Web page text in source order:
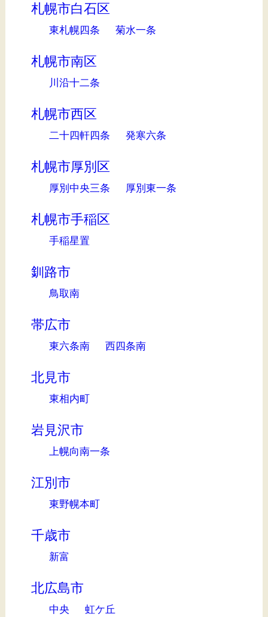
札幌市白石区
東札幌四条 菊水一条
札幌市南区
川沿十二条
札幌市西区
二十四軒四条 発寒六条
札幌市厚別区
厚別中央三条 厚別東一条
札幌市手稲区
手稲星置
釧路市
鳥取南
帯広市
東六条南 西四条南
北見市
東相内町
岩見沢市
上幌向南一条
江別市
東野幌本町
千歳市
新富
北広島市
中央 虹ケ丘